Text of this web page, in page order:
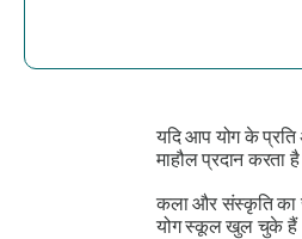
यदि आप योग के
माहौल प्रदान करता
कला और संस्कृति का
योग स्कूल खुल चुके